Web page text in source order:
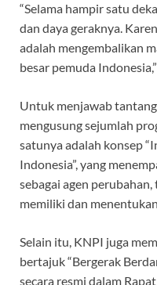
“Selama hampir satu
dan daya geraknya.
adalah mengembalikan
besar pemuda
Untuk menjawab
mengusung sejumlah
satunya adalah konsep
Indonesia”, yang
sebagai agen
memiliki dan
Selain itu, KNPI juga
bertajuk “Bergerak
secara resmi dalam